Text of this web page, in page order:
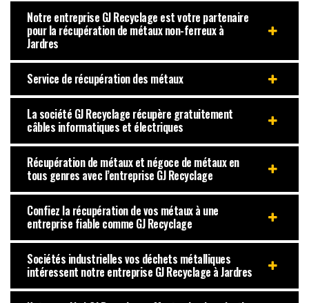
Notre entreprise GJ Recyclage est votre partenaire
pour la récupération de métaux non-ferreux à
Jardres
Service de récupération des métaux
La société GJ Recyclage récupère gratuitement
câbles informatiques et électriques
Récupération de métaux et négoce de métaux en
tous genres avec l’entreprise GJ Recyclage
Confiez la récupération de vos métaux à une
entreprise fiable comme GJ Recyclage
Sociétés industrielles vos déchets métalliques
intéressent notre entreprise GJ Recyclage à Jardres